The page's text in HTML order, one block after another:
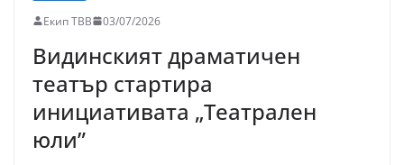
Екип ТВВ 03/07/2026
Видинският драматичен
театър стартира
инициативата „Театрален
юли”